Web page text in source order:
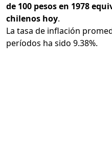
de 100 pesos en 1978
chilenos hoy.
La tasa de inflación
períodos ha sido 9.38%.